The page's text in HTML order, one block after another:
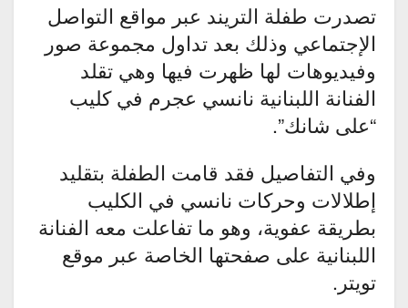
تصدرت طفلة التريند عبر مواقع التواصل
الإجتماعي وذلك بعد تداول مجموعة صور
وفيديوهات لها ظهرت فيها وهي تقلد
الفنانة اللبنانية نانسي عجرم في كليب
“على شانك”.
وفي التفاصيل فقد قامت الطفلة بتقليد
إطلالات وحركات نانسي في الكليب
بطريقة عفوية، وهو ما تفاعلت معه الفنانة
اللبنانية على صفحتها الخاصة عبر موقع
تويتر.